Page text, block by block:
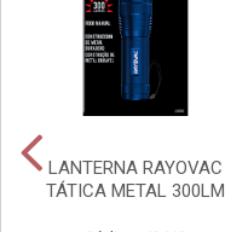
LANTERNA RAYOVAC
TÁTICA METAL 300LM